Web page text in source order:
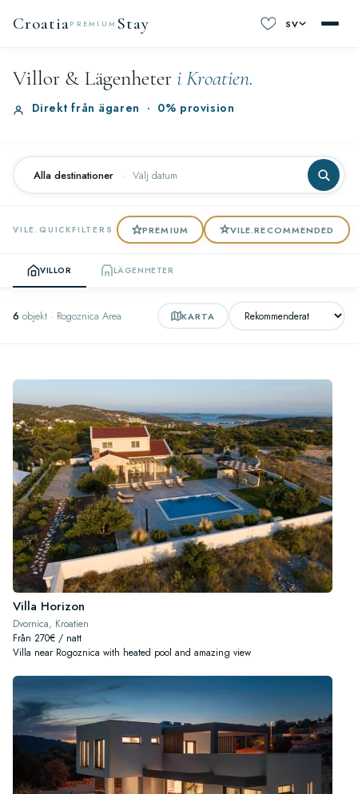
CroatiaPREMIUM Stay SV
Villor & Lägenheter i Kroatien.
Direkt från ägaren · 0% provision
Alla destinationer · Välj datum
VILE.QUICKFILTERS PREMIUM VILE.RECOMMENDED
VILLOR LÄGENHETER
6 objekt · Rogoznica Area KARTA
Villa Horizon
Dvornica, Kroatien
Från 270€ / natt
Villa near Rogoznica with heated pool and amazing view